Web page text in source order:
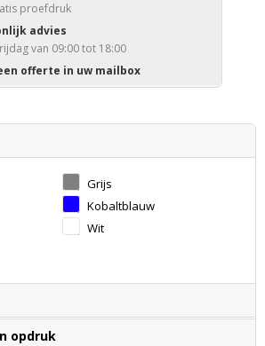
proefdruk
advies
van 09:00 tot 18:00
offerte in uw mailbox
Grijs
Kobaltblauw
Wit
opdruk